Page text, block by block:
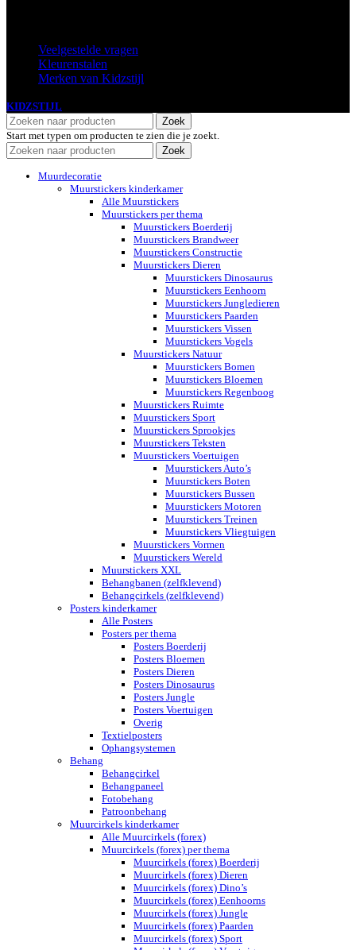
Veelgestelde vragen
Kleurenstalen
Merken van Kidzstijl
KIDZSTIJL
Zoek
Start met typen om producten te zien die je zoekt.
Zoek
Muurdecoratie
Muurstickers kinderkamer
Alle Muurstickers
Muurstickers per thema
Muurstickers Boerderij
Muurstickers Brandweer
Muurstickers Constructie
Muurstickers Dieren
Muurstickers Dinosaurus
Muurstickers Eenhoorn
Muurstickers Jungledieren
Muurstickers Paarden
Muurstickers Vissen
Muurstickers Vogels
Muurstickers Natuur
Muurstickers Bomen
Muurstickers Bloemen
Muurstickers Regenboog
Muurstickers Ruimte
Muurstickers Sport
Muurstickers Sprookjes
Muurstickers Teksten
Muurstickers Voertuigen
Muurstickers Auto’s
Muurstickers Boten
Muurstickers Bussen
Muurstickers Motoren
Muurstickers Treinen
Muurstickers Vliegtuigen
Muurstickers Vormen
Muurstickers Wereld
Muurstickers XXL
Behangbanen (zelfklevend)
Behangcirkels (zelfklevend)
Posters kinderkamer
Alle Posters
Posters per thema
Posters Boerderij
Posters Bloemen
Posters Dieren
Posters Dinosaurus
Posters Jungle
Posters Voertuigen
Overig
Textielposters
Ophangsystemen
Behang
Behangcirkel
Behangpaneel
Fotobehang
Patroonbehang
Muurcirkels kinderkamer
Alle Muurcirkels (forex)
Muurcirkels (forex) per thema
Muurcirkels (forex) Boerderij
Muurcirkels (forex) Dieren
Muurcirkels (forex) Dino’s
Muurcirkels (forex) Eenhoorns
Muurcirkels (forex) Jungle
Muurcirkels (forex) Paarden
Muurcirkels (forex) Sport